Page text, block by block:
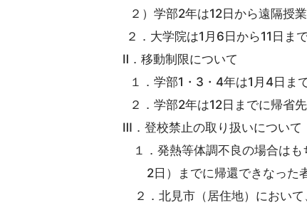
２）学部2年は12日から遠隔授
２．大学院は1月6日から11日ま
Ⅱ．移動制限について
１．学部1・3・4年は1月4日ま
２．学部2年は12日までに帰省
Ⅲ．登校禁止の取り扱いについて
１．発熱等体調不良の場合はも
2日）までに帰還できなった者
２．北見市（居住地）において